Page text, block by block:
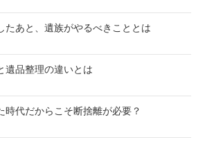
たあと、遺族がやるべきこととは
遺品整理の違いとは
時代だからこそ断捨離が必要？